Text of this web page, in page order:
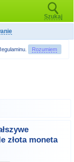
Szukaj
Rozumiem
złota moneta